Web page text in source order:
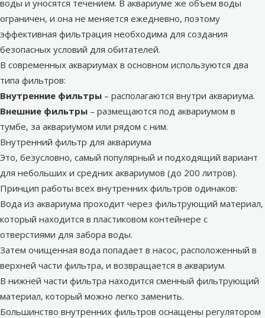
воды и уносятся течением. В аквариуме же объем воды
ограничен, и она не меняется ежедневно, поэтому
эффективная фильтрация необходима для создания
безопасных условий для обитателей.
В современных аквариумах в основном используются два
типа фильтров:
Внутренние фильтры – располагаются внутри аквариума.
Внешние фильтры – размещаются под аквариумом в
тумбе, за аквариумом или рядом с ним.
Внутренний фильтр для аквариума
Это, безусловно, самый популярный и подходящий вариант
для небольших и средних аквариумов (до 200 литров).
Принцип работы всех внутренних фильтров одинаков:
Вода из аквариума проходит через фильтрующий материал,
который находится в пластиковом контейнере с
отверстиями для забора воды.
Затем очищенная вода попадает в насос, расположенный в
верхней части фильтра, и возвращается в аквариум.
В нижней части фильтра находится сменный фильтрующий
материал, который можно легко заменить.
Большинство внутренних фильтров оснащены регулятором